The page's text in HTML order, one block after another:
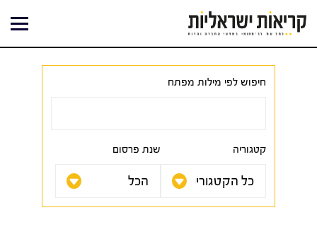
לתוכן
חיפוש לפי מילות מפתח
קטגוריה שנת פרסום